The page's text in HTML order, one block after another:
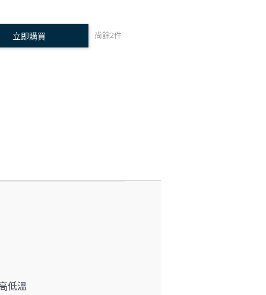
立即購買 尚餘2件
低溫